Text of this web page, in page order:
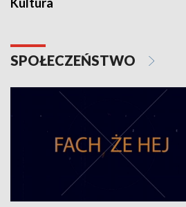
SPOŁECZEŃSTWO